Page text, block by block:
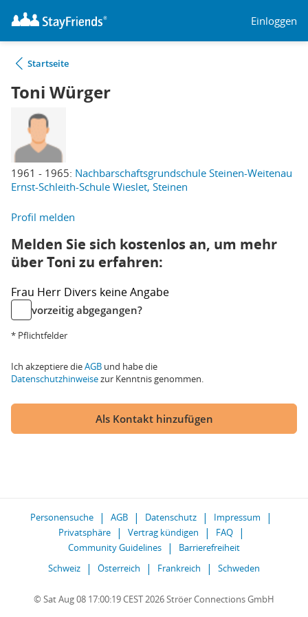
Einloggen
Startseite
Toni Würger
1961 - 1965: Nachbarschaftsgrundschule Steinen-Weitenau
Ernst-Schleith-Schule Wieslet, Steinen
Profil melden
Melden Sie sich kostenlos an, um mehr
über Toni zu erfahren:
Frau Herr Divers keine Angabe
vorzeitig abgegangen?
* Pflichtfelder
Ich akzeptiere dieAGB und habe die
Datenschutzhinweisezur Kenntnis genommen.
Als Kontakt hinzufügen
Personensuche AGB Datenschutz
Impressum
Privatsphäre
Vertrag kündigen
FAQ
Community Guidelines
Barrierefreiheit
Schweiz
Österreich Frankreich Schweden
© Sat Aug 08 17:00:19 CEST 2026 Ströer Connections GmbH